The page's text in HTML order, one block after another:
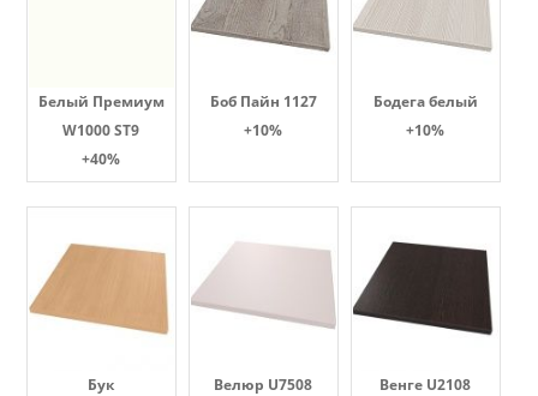
Белый Премиум
W1000 ST9
+40%
Боб Пайн 1127
+10%
Бодега белый
+10%
Бук
Велюр U7508
Венге U2108